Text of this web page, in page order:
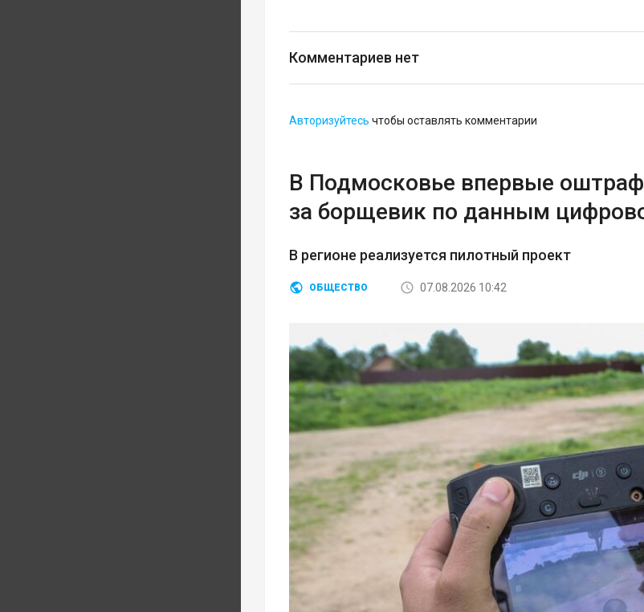
Комментариев нет
Авторизуйтесь чтобы оставлять комментарии
В Подмосковье впервые
за борщевик по данным
В регионе реализуется пилотный проект
ОБЩЕСТВО 07.08.2026 10:42